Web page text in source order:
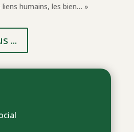
humains, les bien… »
...